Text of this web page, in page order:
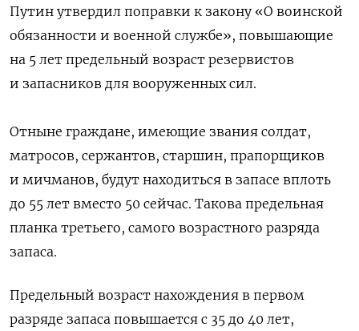
Путин утвердил поправки к закону «О воинской
обязанности и военной службе», повышающие
на 5 лет предельный возраст резервистов
и запасников для вооруженных сил.
Отныне граждане, имеющие звания солдат,
матросов, сержантов, старшин, прапорщиков
и мичманов, будут находиться в запасе вплоть
до 55 лет вместо 50 сейчас. Такова предельная
планка третьего, самого возрастного разряда
запаса.
Предельный возраст нахождения в первом
разряде запаса повышается с 35 до 40 лет,